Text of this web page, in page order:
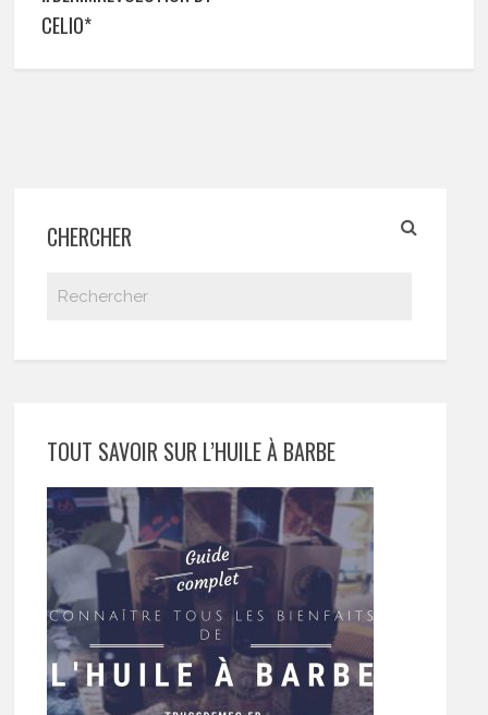
CELIO*
CHERCHER
TOUT SAVOIR SUR L’HUILE À BARBE